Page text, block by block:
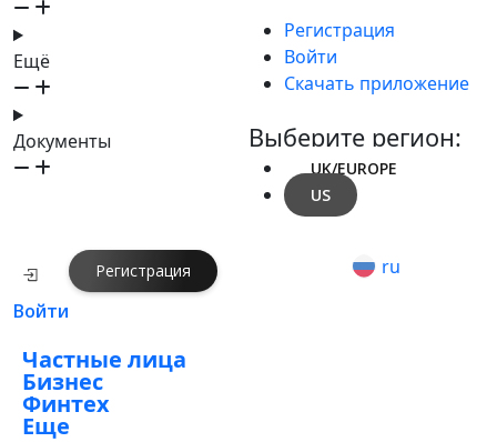
Ещё
Документы
Регистрация
Войти
Скачать приложение
Выберите регион:
UK/EUROPE
US
Войти
Регистрация ru
Частные лица
Бизнес
Финтех
Еще